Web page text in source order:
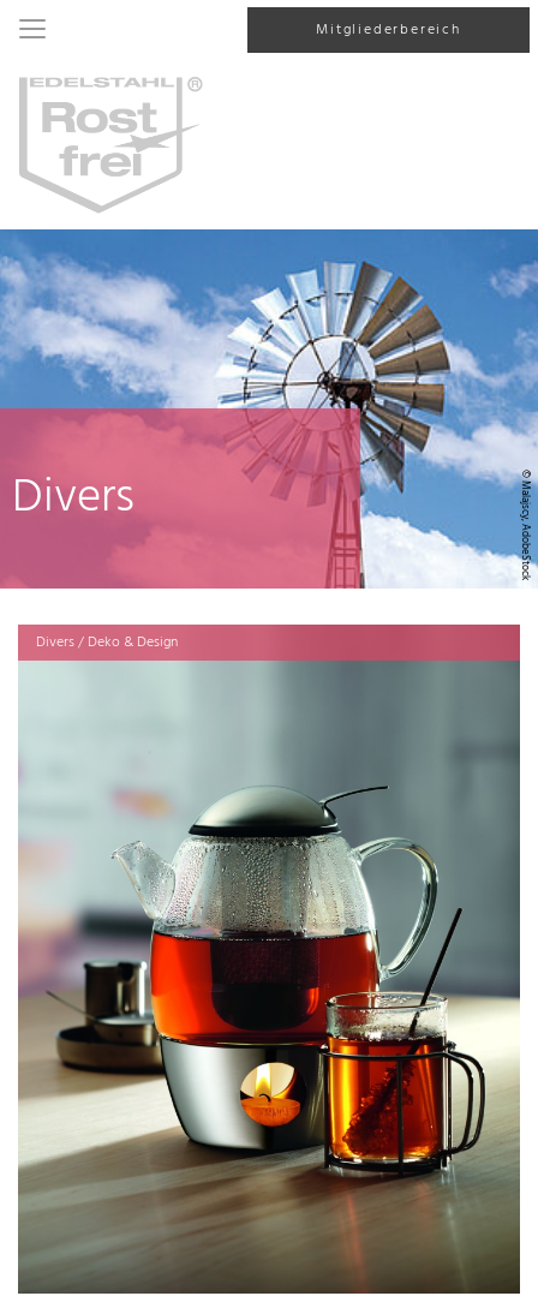
Mitgliederbereich
© Malajscy, AdobeStock
Divers
Divers / Deko & Design